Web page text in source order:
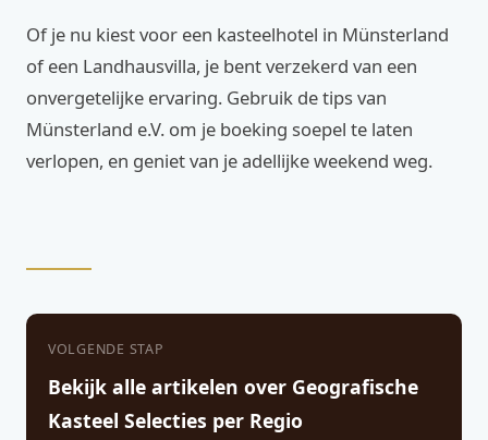
Of je nu kiest voor een kasteelhotel in Münsterland
of een Landhausvilla, je bent verzekerd van een
onvergetelijke ervaring. Gebruik de tips van
Münsterland e.V. om je boeking soepel te laten
verlopen, en geniet van je adellijke weekend weg.
VOLGENDE STAP
Bekijk alle artikelen over Geografische
Kasteel Selecties per Regio